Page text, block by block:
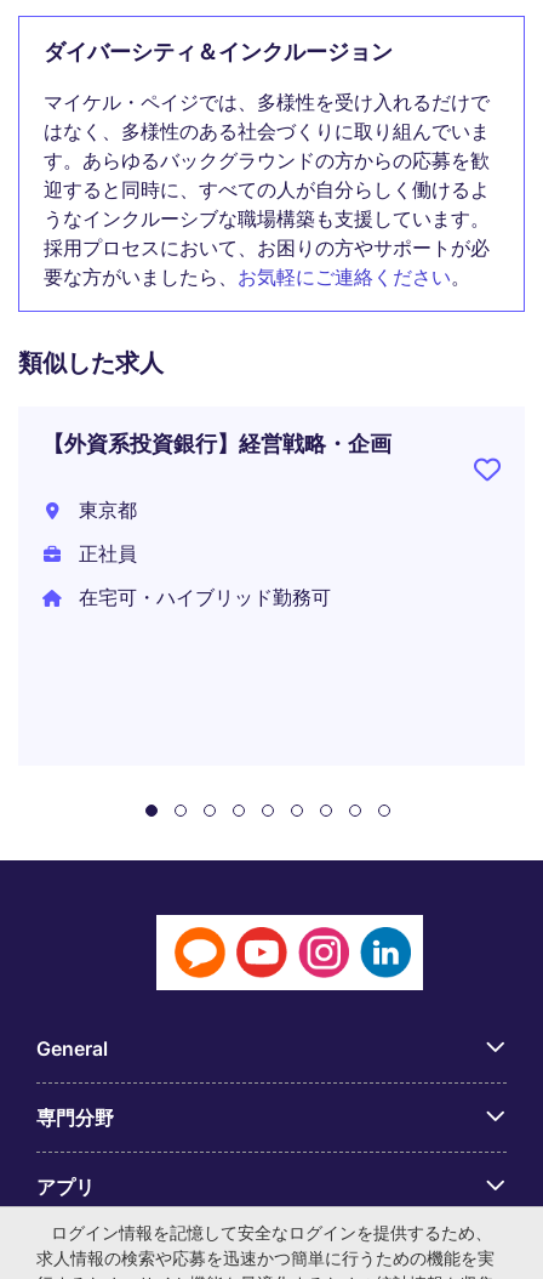
ダイバーシティ＆インクルージョン
マイケル・ペイジでは、多様性を受け入れるだけで
はなく、多様性のある社会づくりに取り組んでいま
す。あらゆるバックグラウンドの方からの応募を歓
迎すると同時に、すべての人が自分らしく働けるよ
うなインクルーシブな職場構築も支援しています。
採用プロセスにおいて、お困りの方やサポートが必
要な方がいましたら、 お気軽にご連絡ください。
類似した求人
【外資系投資銀行】経営戦略・企画
東京都
正社員
在宅可・ハイブリッド勤務可
General
専門分野
アプリ
Employer Centre
ログイン情報を記憶して安全なログインを提供するため、
求人情報の検索や応募を迅速かつ簡単に行うための機能を実